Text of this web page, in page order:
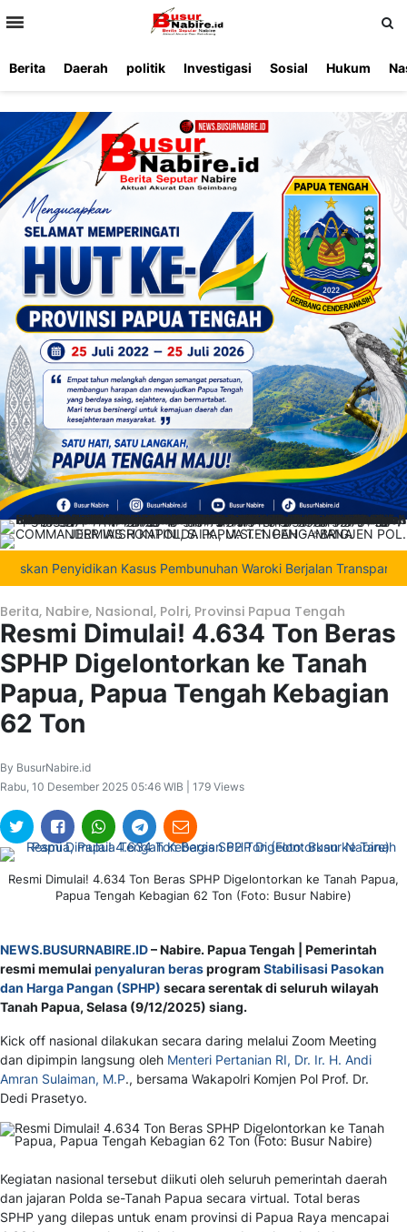
Berita Daerah politik Investigasi Sosial Hukum
Penyidikan Kasus Pembunuhan Waroki Berjalan Transparan
Berita, Nabire, Nasional, Polri, Provinsi Papua Tengah
Resmi Dimulai! 4.634 Ton Beras
SPHP Digelontorkan ke Tanah
Papua, Papua Tengah Kebagian
62 Ton
By BusurNabire.id
Rabu, 10 Desember 2025 05:46 WIB | 179 Views
Resmi Dimulai! 4.634 Ton Beras SPHP Digelontorkan ke Tanah Papua,
Papua Tengah Kebagian 62 Ton (Foto: Busur Nabire)
NEWS.BUSURNABIRE.ID– Nabire. Papua Tengah | Pemerintah
resmi memulai penyaluran berasprogram Stabilisasi Pasokan
dan Harga Pangan (SPHP) secara serentak di seluruh wilayah
Tanah Papua, Selasa (9/12/2025) siang.
Kick off nasional dilakukan secara daring melalui Zoom Meeting
dan dipimpin langsung oleh Menteri Pertanian RI, Dr. Ir. H. Andi
Amran Sulaiman, M.P., bersama Wakapolri Komjen Pol Prof. Dr.
Dedi Prasetyo.
Kegiatan nasional tersebut diikuti oleh seluruh pemerintah daerah
dan jajaran Polda se-Tanah Papua secara virtual. Total beras
SPHP yang dilepas untuk enam provinsi di Papua Raya mencapai